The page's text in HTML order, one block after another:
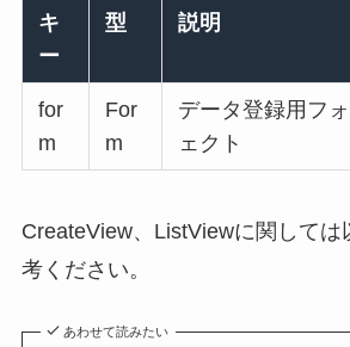
キ
ー
型 説明
for
m
For
m
データ登録用フ
ェクト
CreateView、ListViewに関しては
考ください。
あわせて読みたい